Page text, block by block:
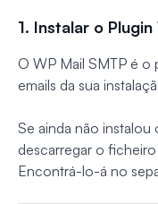
1. Instalar o
O WP Mail SMTP é o
emails da sua
Se ainda não instalou
descarregar o ficheiro
Encontrá-lo-á no